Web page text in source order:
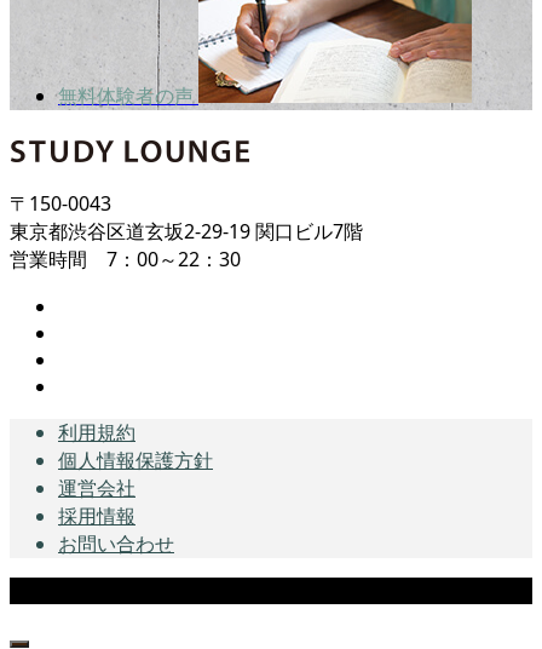
無料体験者の声
〒150-0043
東京都渋谷区道玄坂2-29-19 関口ビル7階
営業時間 7：00～22：30
利用規約
個人情報保護方針
運営会社
採用情報
お問い合わせ